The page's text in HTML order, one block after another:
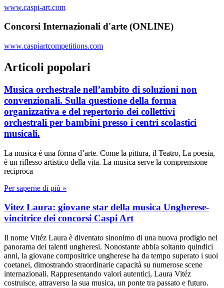
www.caspi-art.com
Concorsi Internazionali d'arte (ONLINE)
www.caspiartcompetitions.com
Articoli popolari
Musica orchestrale nell’ambito di soluzioni non
convenzionali. Sulla questione della forma
organizzativa e del repertorio dei collettivi
orchestrali per bambini presso i centri scolastici
musicali.
La musica è una forma d’arte. Come la pittura, il Teatro, La poesia,
è un riflesso artistico della vita. La musica serve la comprensione
reciproca
Per saperne di più »
Vitez Laura: giovane star della musica Ungherese-
vincitrice dei concorsi Caspi Art
Il nome Vitéz Laura è diventato sinonimo di una nuova prodigio nel
panorama dei talenti ungheresi. Nonostante abbia soltanto quindici
anni, la giovane compositrice ungherese ha da tempo superato i suoi
coetanei, dimostrando straordinarie capacità su numerose scene
internazionali. Rappresentando valori autentici, Laura Vitéz
costruisce, attraverso la sua musica, un ponte tra passato e futuro.